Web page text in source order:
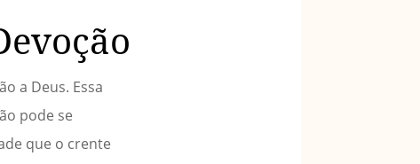
a Deus. Essa
pode se
que o crente